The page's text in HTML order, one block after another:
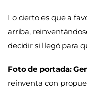
Lo cierto es que a
arriba,
decidir si llegó para
Foto de portada:
reinventa con